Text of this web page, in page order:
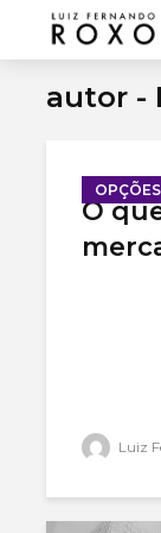
autor -
O
Luiz